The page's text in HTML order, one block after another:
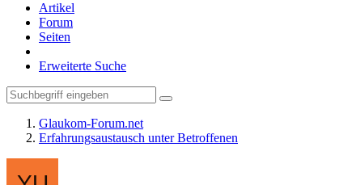
Artikel
Forum
Seiten
Erweiterte Suche
Glaukom-Forum.net
Erfahrungsaustausch unter Betroffenen